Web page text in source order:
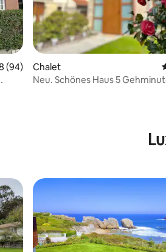
Bewertung: 4,78 von 5, 94
(94)
Chalet
Neu. Schönes Haus 5